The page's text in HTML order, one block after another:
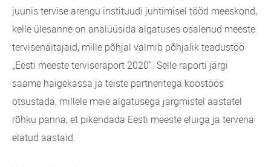
juunis tervise arengu instituudi juhtimisel tööd meeskond,
kelle ülesanne on analüüsida algatuses osalenud meeste
tervisenäitajaid, mille põhjal valmib põhjalik teadustöö
„Eesti meeste terviseraport 2020”. Selle raporti järgi
saame haigekassa ja teiste partneritega koostöös
otsustada, millele meie algatusega järgmistel aastatel
rõhku panna, et pikendada Eesti meeste eluiga ja tervena
elatud aastaid.